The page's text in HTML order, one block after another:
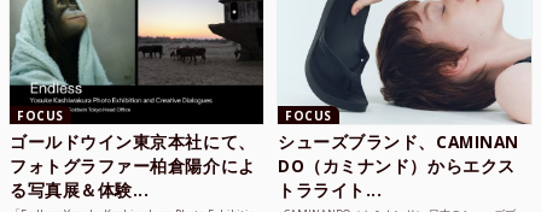
FOCUS
ゴールドウイン東京本社にて、
フォトグラファー柏倉陽介によ
る写真展＆体験...
FOCUS
シューズブランド、CAMINAN
DO（カミナンド）からエクス
トラライト...